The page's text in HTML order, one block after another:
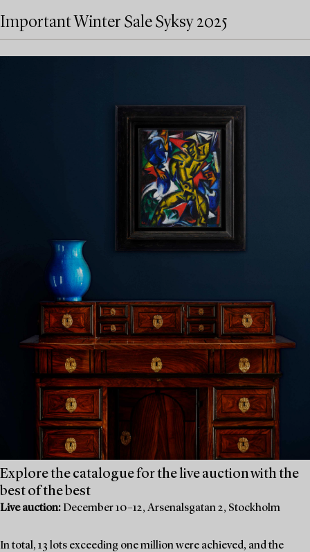
Important Winter Sale Syksy 2025
Explore the catalogue for the live auction with the
best of the best
Live auction: December 10–12, Arsenalsgatan 2, Stockholm
In total, 13 lots exceeding one million were achieved, and the